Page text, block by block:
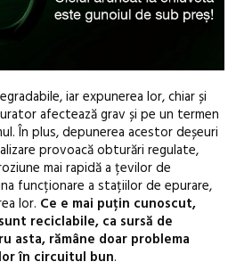
iar expunerea lor, chiar și
afectează grav și pe un termen
În plus, depunerea acestor deșeuri
provoacă obturări regulate,
mai rapidă a țevilor de
funcționare a stațiilor de epurare,
lor. Ce e mai puțin cunoscut,
reciclabile, ca sursă de
asta, rămâne doar problema
în circuitul bun.